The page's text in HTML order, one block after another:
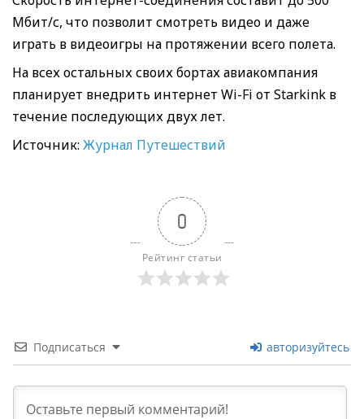
Мбит/с, что позволит смотреть видео и даже
играть в видеоигры на протяжении всего полета.
На всех остальных своих бортах авиакомпания
планирует внедрить интернет Wi-Fi от Starkink в
течение последующих двух лет.
Источник: Журнал Путешествий
0
Рейтинг статьи
Подписаться авторизуйтесь